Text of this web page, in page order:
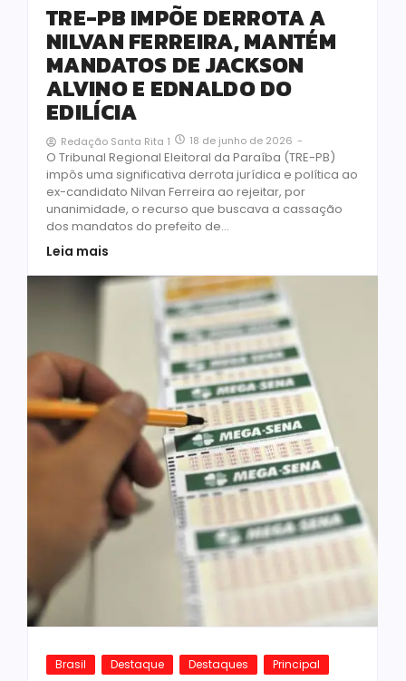
TRE-PB IMPÕE DERROTA A
NILVAN FERREIRA, MANTÉM
MANDATOS DE JACKSON
ALVINO E EDNALDO DO
EDILÍCIA
Redação Santa Rita 1 18 de junho de 2026 -
O Tribunal Regional Eleitoral da Paraíba (TRE-PB)
impôs uma significativa derrota jurídica e política ao
ex-candidato Nilvan Ferreira ao rejeitar, por
unanimidade, o recurso que buscava a cassação
dos mandatos do prefeito de...
Leia mais
Brasil Destaque Destaques Principal